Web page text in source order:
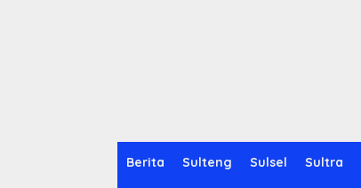
Berita Sulteng Sulsel Sultra